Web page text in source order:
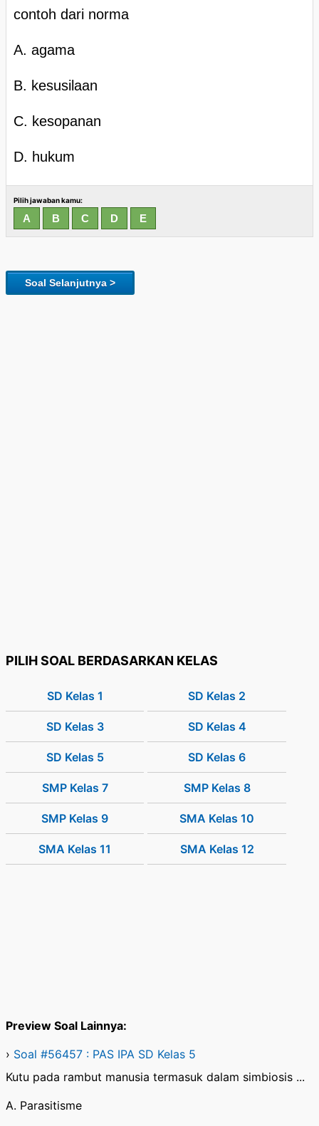
contoh dari norma
A. agama
B. kesusilaan
C. kesopanan
D. hukum
Pilih jawaban kamu:
Soal Selanjutnya >
PILIH SOAL BERDASARKAN KELAS
SD Kelas 1 SD Kelas 2
SD Kelas 3 SD Kelas 4
SD Kelas 5 SD Kelas 6
SMP Kelas 7 SMP Kelas 8
SMP Kelas 9 SMA Kelas 10
SMA Kelas 11 SMA Kelas 12
Preview Soal Lainnya:
› Soal #56457 : PAS IPA SD Kelas 5
Kutu pada rambut manusia termasuk dalam simbiosis ...
A. Parasitisme